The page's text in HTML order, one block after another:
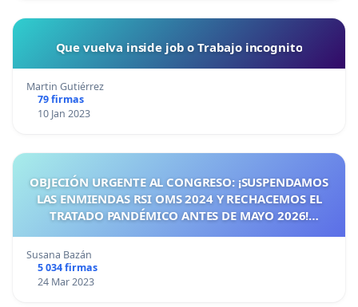
Que vuelva inside job o Trabajo incognito
Martin Gutiérrez
79 firmas
10 Jan 2023
OBJECIÓN URGENTE AL CONGRESO: ¡SUSPENDAMOS
LAS ENMIENDAS RSI OMS 2024 Y RECHACEMOS EL
TRATADO PANDÉMICO ANTES DE MAYO 2026!
Susana Bazán
5 034 firmas
24 Mar 2023